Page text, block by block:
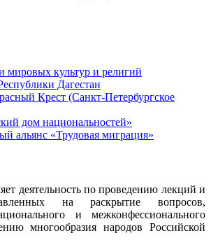
мировых культур и религий
Дагестан
Крест (Санкт-Петербургское
дом национальностей»
альянс «Трудовая миграция»
деятельность по проведению лекций и
на раскрытие вопросов,
и межконфессионального
многообразия народов Российской